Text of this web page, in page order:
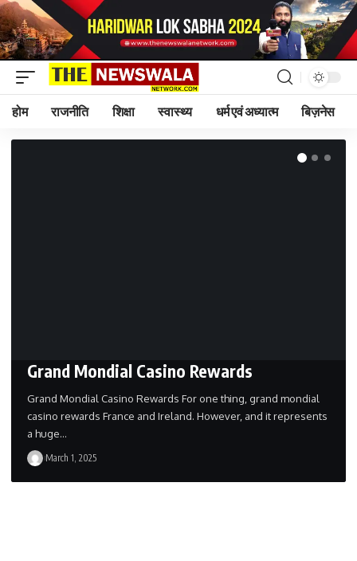
होम राजनीति शिक्षा स्वास्थ्य धर्म एवं अध्यात्म बिज़नेस
Grand Mondial Casino Rewards
Grand Mondial Casino Rewards For one thing, grand mondial
casino rewards France and Ireland. However, and it represents
a huge…
March 1, 2025